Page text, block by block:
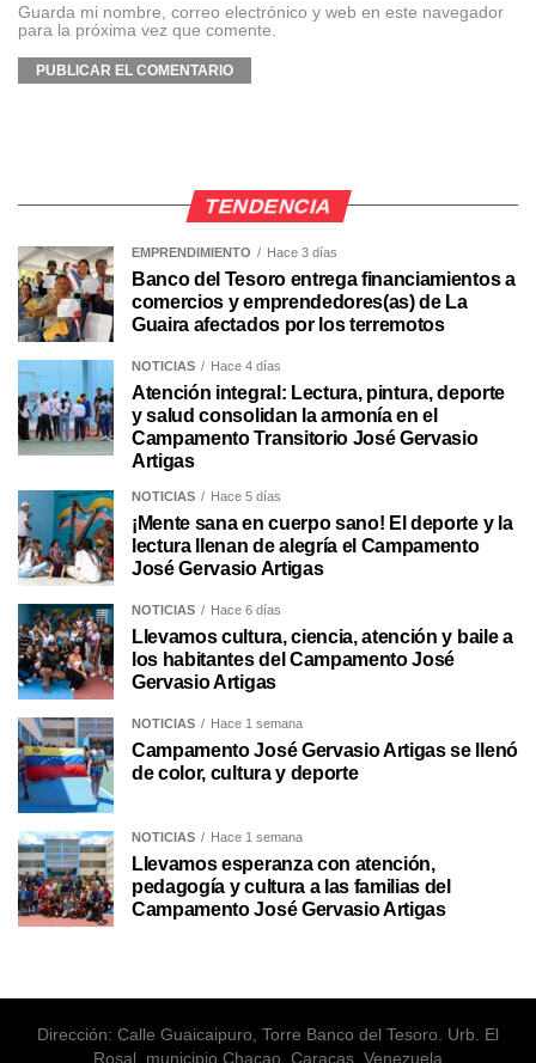
Guarda mi nombre, correo electrónico y web en este navegador
para la próxima vez que comente.
TENDENCIA
EMPRENDIMIENTO Hace 3 días
Banco del Tesoro entrega financiamientos a
comercios y emprendedores(as) de La
Guaira afectados por los terremotos
NOTICIAS Hace 4 días
Atención integral: Lectura, pintura, deporte
y salud consolidan la armonía en el
Campamento Transitorio José Gervasio
Artigas
NOTICIAS Hace 5 días
¡Mente sana en cuerpo sano! El deporte y la
lectura llenan de alegría el Campamento
José Gervasio Artigas
NOTICIAS Hace 6 días
Llevamos cultura, ciencia, atención y baile a
los habitantes del Campamento José
Gervasio Artigas
NOTICIAS Hace 1 semana
Campamento José Gervasio Artigas se llenó
de color, cultura y deporte
NOTICIAS Hace 1 semana
Llevamos esperanza con atención,
pedagogía y cultura a las familias del
Campamento José Gervasio Artigas
Dirección: Calle Guaicaipuro, Torre Banco del Tesoro. Urb. El
Rosal, municipio Chacao, Caracas. Venezuela